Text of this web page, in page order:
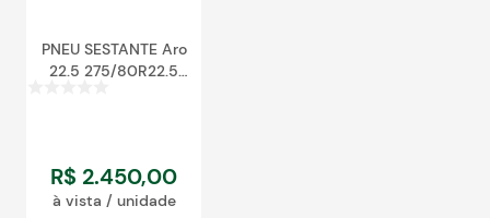
PNEU SESTANTE Aro
22.5 275/80R22.5
R$ 2.450,00
à vista / unidade